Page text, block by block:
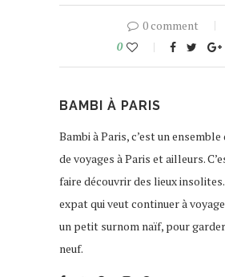
0 comment
0
BAMBI À PARIS
Bambi à Paris, c’est un
de voyages à Paris et ailleurs.
faire découvrir des lieux insolites.
expat qui veut continuer à
un petit surnom naïf, pour
neuf.